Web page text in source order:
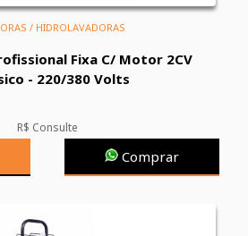
/ HIDROLAVADORAS
Fixa C/ Motor 2CV
- 220/380 Volts
R$ Consulte
Comprar